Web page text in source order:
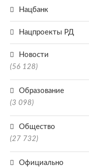
Нацбанк
Нацпроекты РД
Новости
(56 128)
Образование
(3 098)
Общество
(27 732)
Официально